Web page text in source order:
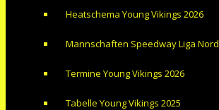
Heatschema Young Vikings 2026
Mannschaften Speedway Liga Nord
Termine Young Vikings 2026
Tabelle Young Vikings 2025